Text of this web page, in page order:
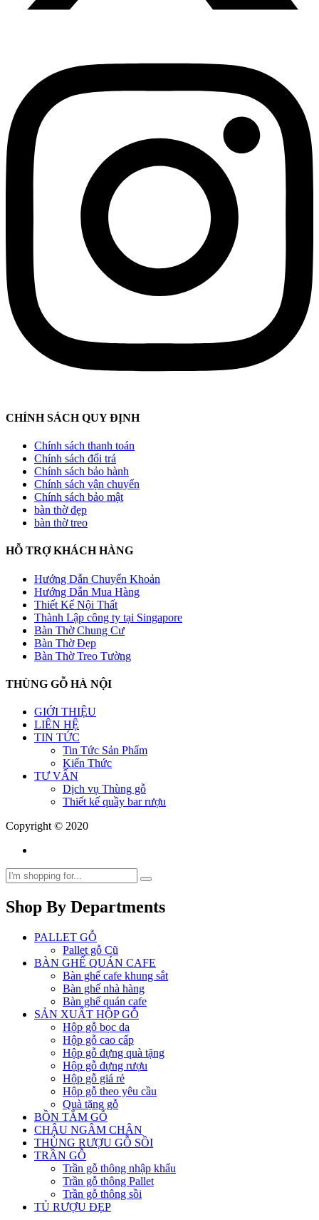
CHÍNH SÁCH QUY ĐỊNH
Chính sách thanh toán
Chính sách đổi trả
Chính sách bảo hành
Chính sách vận chuyển
Chính sách bảo mật
bàn thờ đẹp
bàn thờ treo
HỖ TRỢ KHÁCH HÀNG
Hướng Dẫn Chuyển Khoản
Hướng Dẫn Mua Hàng
Thiết Kế Nội Thất
Thành Lập công ty tại Singapore
Bàn Thờ Chung Cư
Bàn Thờ Đẹp
Bàn Thờ Treo Tường
THÙNG GỖ HÀ NỘI
GIỚI THIỆU
LIÊN HỆ
TIN TỨC
Tin Tức Sản Phẩm
Kiến Thức
TƯ VẤN
Dịch vụ Thùng gỗ
Thiết kế quầy bar rượu
Copyright © 2020
Shop By Departments
PALLET GỖ
Pallet gỗ Cũ
BÀN GHẾ QUÁN CAFE
Bàn ghế cafe khung sắt
Bàn ghế nhà hàng
Bàn ghế quán cafe
SẢN XUẤT HỘP GỖ
Hộp gỗ bọc da
Hộp gỗ cao cấp
Hộp gỗ đựng quà tặng
Hộp gỗ đựng rượu
Hộp gỗ giá rẻ
Hộp gỗ theo yêu cầu
Quà tặng gỗ
BỒN TẮM GỖ
CHẬU NGÂM CHÂN
THÙNG RƯỢU GỖ SỒI
TRẦN GỖ
Trần gỗ thông nhập khẩu
Trần gỗ thông Pallet
Trần gỗ thông sồi
TỦ RƯỢU ĐẸP